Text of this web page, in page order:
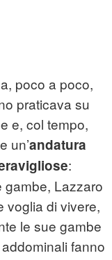
poco a poco,
praticava su
e, col tempo,
un’andatura
:
gambe, Lazzaro
voglia di vivere,
le sue gambe
fanno